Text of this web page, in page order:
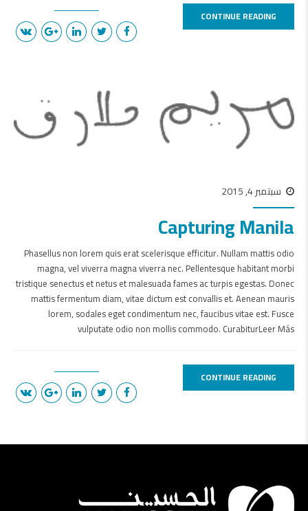
CONTINUE READING
سبتمبر 4, 2015
Capturing Manila
Phasellus non lorem quis erat scelerisque efficitur. Nullam mattis odio
magna, vel viverra magna viverra nec. Pellentesque habitant morbi
tristique senectus et netus et malesuada fames ac turpis egestas. Donec
mattis fermentum diam, vitae dictum est convallis et. Aenean mauris
lorem, sodales eget condimentum nec, faucibus vitae est. Fusce
vulputate odio non mollis commodo. CurabiturLeer Más
CONTINUE READING